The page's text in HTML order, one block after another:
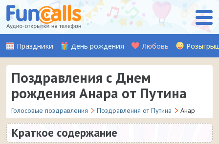
Праздники День рождения Любовь
Поздравления с Днем
рождения Анара от Путина
Голосовые поздравления Поздравления от Путина Анар
Краткое содержание